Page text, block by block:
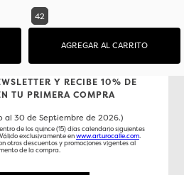
42
AGREGAR AL CARRITO
Y RECIBE 10% DE
TU PRIMERA COMPRA
al 30 de Septiembre de 2026.)
de los quince (15) días calendario siguientes
exclusivamente enwww.arturocalle.com.
otros descuentos y promociones vigentes al
de la compra.